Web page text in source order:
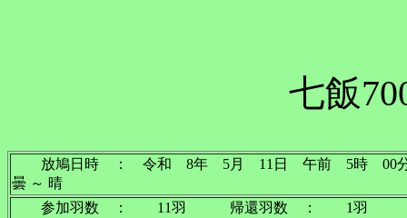
七飯
放鳩日時 ： 令和 8年 5月 11日 午前
曇 ～ 晴
参加羽数 ： 11羽 帰還羽数 ： 1羽